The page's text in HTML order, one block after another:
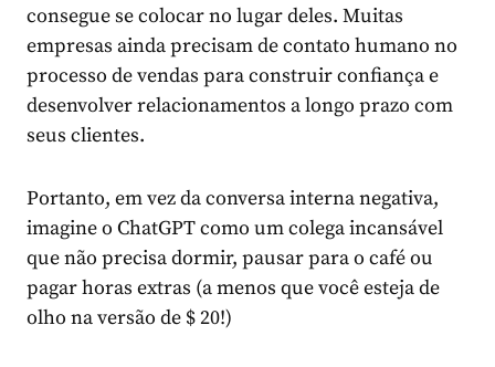
consegue se colocar no lugar deles. Muitas
empresas ainda precisam de contato humano no
processo de vendas para construir confiança e
desenvolver relacionamentos a longo prazo com
seus clientes.
Portanto, em vez da conversa interna negativa,
imagine o ChatGPT como um colega incansável
que não precisa dormir, pausar para o café ou
pagar horas extras (a menos que você esteja de
olho na versão de $ 20!)